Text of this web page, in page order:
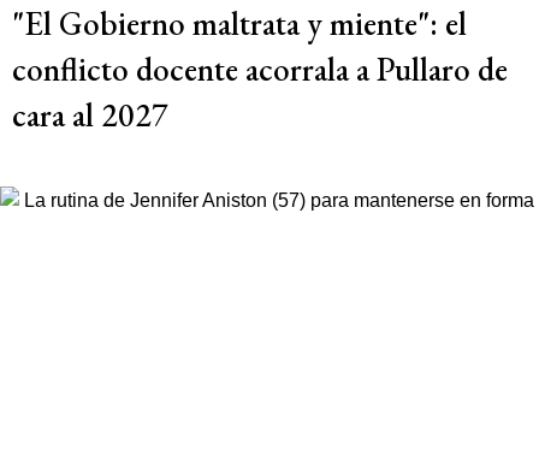
"El Gobierno maltrata y miente": el
conflicto docente acorrala a Pullaro de
cara al 2027